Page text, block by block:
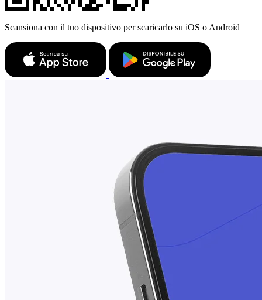
Scansiona con il tuo dispositivo per scaricarlo su iOS o Android